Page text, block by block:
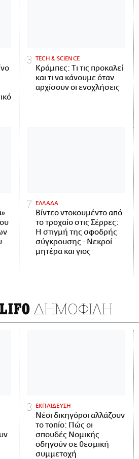
ΤECH & SCIENCE
Κράμπες: Τι τις προκαλεί
και τι να κάνουμε όταν
αρχίσουν οι ενοχλήσεις
-
ΕΛΛΑΔΑ
Βίντεο ντοκουμέντο από
το τροχαίο στις Σέρρες:
Η στιγμή της σφοδρής
σύγκρουσης - Νεκροί
μητέρα και γιος
ΔΗΜΟΦΙΛΗ
ΕΚΠΑΙΔΕΥΣΗ
Νέοι δικηγόροι αλλάζουν
το τοπίο: Πώς οι
σπουδές Νομικής
οδηγούν σε θεσμική
συμμετοχή